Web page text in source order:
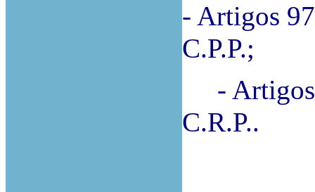
- Artigos
C.P.P.;
- Artigos
C.R.P..